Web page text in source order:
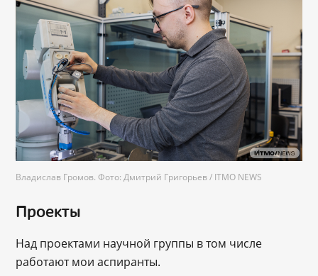
Владислав Громов. Фото: Дмитрий Григорьев / ITMO NEWS
Проекты
Над проектами научной группы в том числе
работают мои аспиранты.